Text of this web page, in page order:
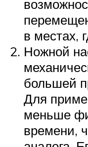
в местах,
Ножной
большей
Для
меньше
времени,